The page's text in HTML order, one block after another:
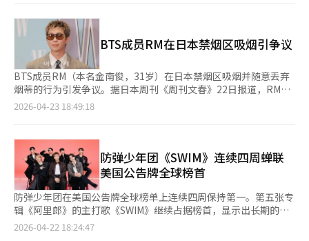
其在限韩令影响中国市场后，日本作为受政治因素影响较小且保持
稳定增长的市场，其战略意义进一步凸显。 目前，日本K-POP受
众正由中老年及千禧一代向Z世代（1995年至2000年出生）扩
展。音乐和娱乐数据分析公司Luminate发布的报告显示，日本Z
世代女性中有39%在收听K-POP。
和合理性也是正义的一部分。拘留不是惩罚，而是调查的手段。为
了平息舆论而进行的象征性拘留更接近于情感政治，而不是法治。
我们应当争论罪行，而不是先将人拘留来谈论正义。 然而，这一
事件并不能仅仅视为一个企业家的司法风险，它背后有着更深的时
代背景。房时赫这个名字已经超越了个人的名号，成为了设计BTS
这一全球文化资产的创始人的象征。BTS不再仅仅是一个偶像团
体，他们是证明了韩国文化主权的活生生的国家品牌，是K文化的
巅峰。 2026年是一个特殊的年份。完成军役的成员们将以完整的
丝俱乐部，而是一个跨越国界的巨大文化共同体。从首尔的演出场
馆到墨西哥、越南、美国、欧洲、中东和中南美洲，BTS演出争夺
战已经进入外交领域。 在墨西哥，总统亲自表达希望引进BTS演出
的愿望。这不仅仅是一次演出请求，而是一个同时带来国家形象、
旅游收入、青年文化和消费刺激的巨大经济事件。越南也在从青少
年文化渴望和国家品牌战略的角度请求BTS演出。一个国家的最高
权力希望特定团体的演出，这证明了文化即国力的时代已经来临。
BTS的世界巡演不仅仅可以用演出收益来评估。航空、酒店、零
牌合作而遭受批评的BJ女性案例，称类似事件反复发生，指出社
会对特定内容创作者存在污名化。声明特别指出，利用性表达盈利
的女性被认为应“留在阴影中”，这种观念被视为区分正常与非正
常的歧视性标准。声明称，以女性的性别特征为标准进行分类的问
题严重，可能导致对性暴力受害者的二次伤害。声明还强调，要求
某些群体被排除在社会之外并留在看不见的地方是一种仇恨，呼吁
各种女性应平等参与社会。然而，声明也遭到一些网民的批评。有
些人认为，将对性内容盈利的批评全归为仇恨过于极端，或认为将
表示，将社会接受度的争论与性暴力受害者问题放在同一层面不合
适，或认为将企业的营销判断和消费者反应解读为“排斥”不合逻
辑。韩国网络性暴力应对中心成立于2017年，以女性人权为宗
旨，主要活动包括反对非法拍摄和删除请求。该组织并非国家机
构，曾有支持Megalia和Womad的先例。
BTS成员RM在日本禁烟区吸烟引争议
BTS成员RM（本名金南俊，31岁）在日本禁烟区吸烟并随意丢弃
烟蒂的行为引发争议。据日本周刊《周刊文春》22日报道，RM在
东京涩谷与朋友聚会时，多次被目击在禁烟区吸烟。报道指出，
还公开了20多张相关照片。日本许多街道被指定为禁烟区，设有专
门的吸烟室。然而，该媒体称，RM不仅在街道上，还在标有禁烟
标志的建筑走廊吸烟，并将烟蒂随意丢弃。现场保安表示，他曾直
接提醒RM注意。报道后，一些粉丝表示：“在公共场所不遵守基
本规则”、“问题不在于吸烟，而在于吸烟地点不当”、“缺乏礼
貌”等。目前，HYBE和RM本人尚未对此发表官方声明。此外，
BTS于17日至18日在东京巨蛋举行了两场“阿里郎”世界巡演东
京演出，吸引了11万观众，门票全部售罄。
2026-04-23 18:49:18
防弹少年团《SWIM》连续四周蝉联
美国公告牌全球榜首
防弹少年团在美国公告牌全球榜单上连续四周保持第一。第五张专
辑《阿里郎》的主打歌《SWIM》继续占据榜首，显示出长期的流
行趋势。 根据21日发布的公告牌最新榜单（4月25日），
2026-04-22 18:24:47
页